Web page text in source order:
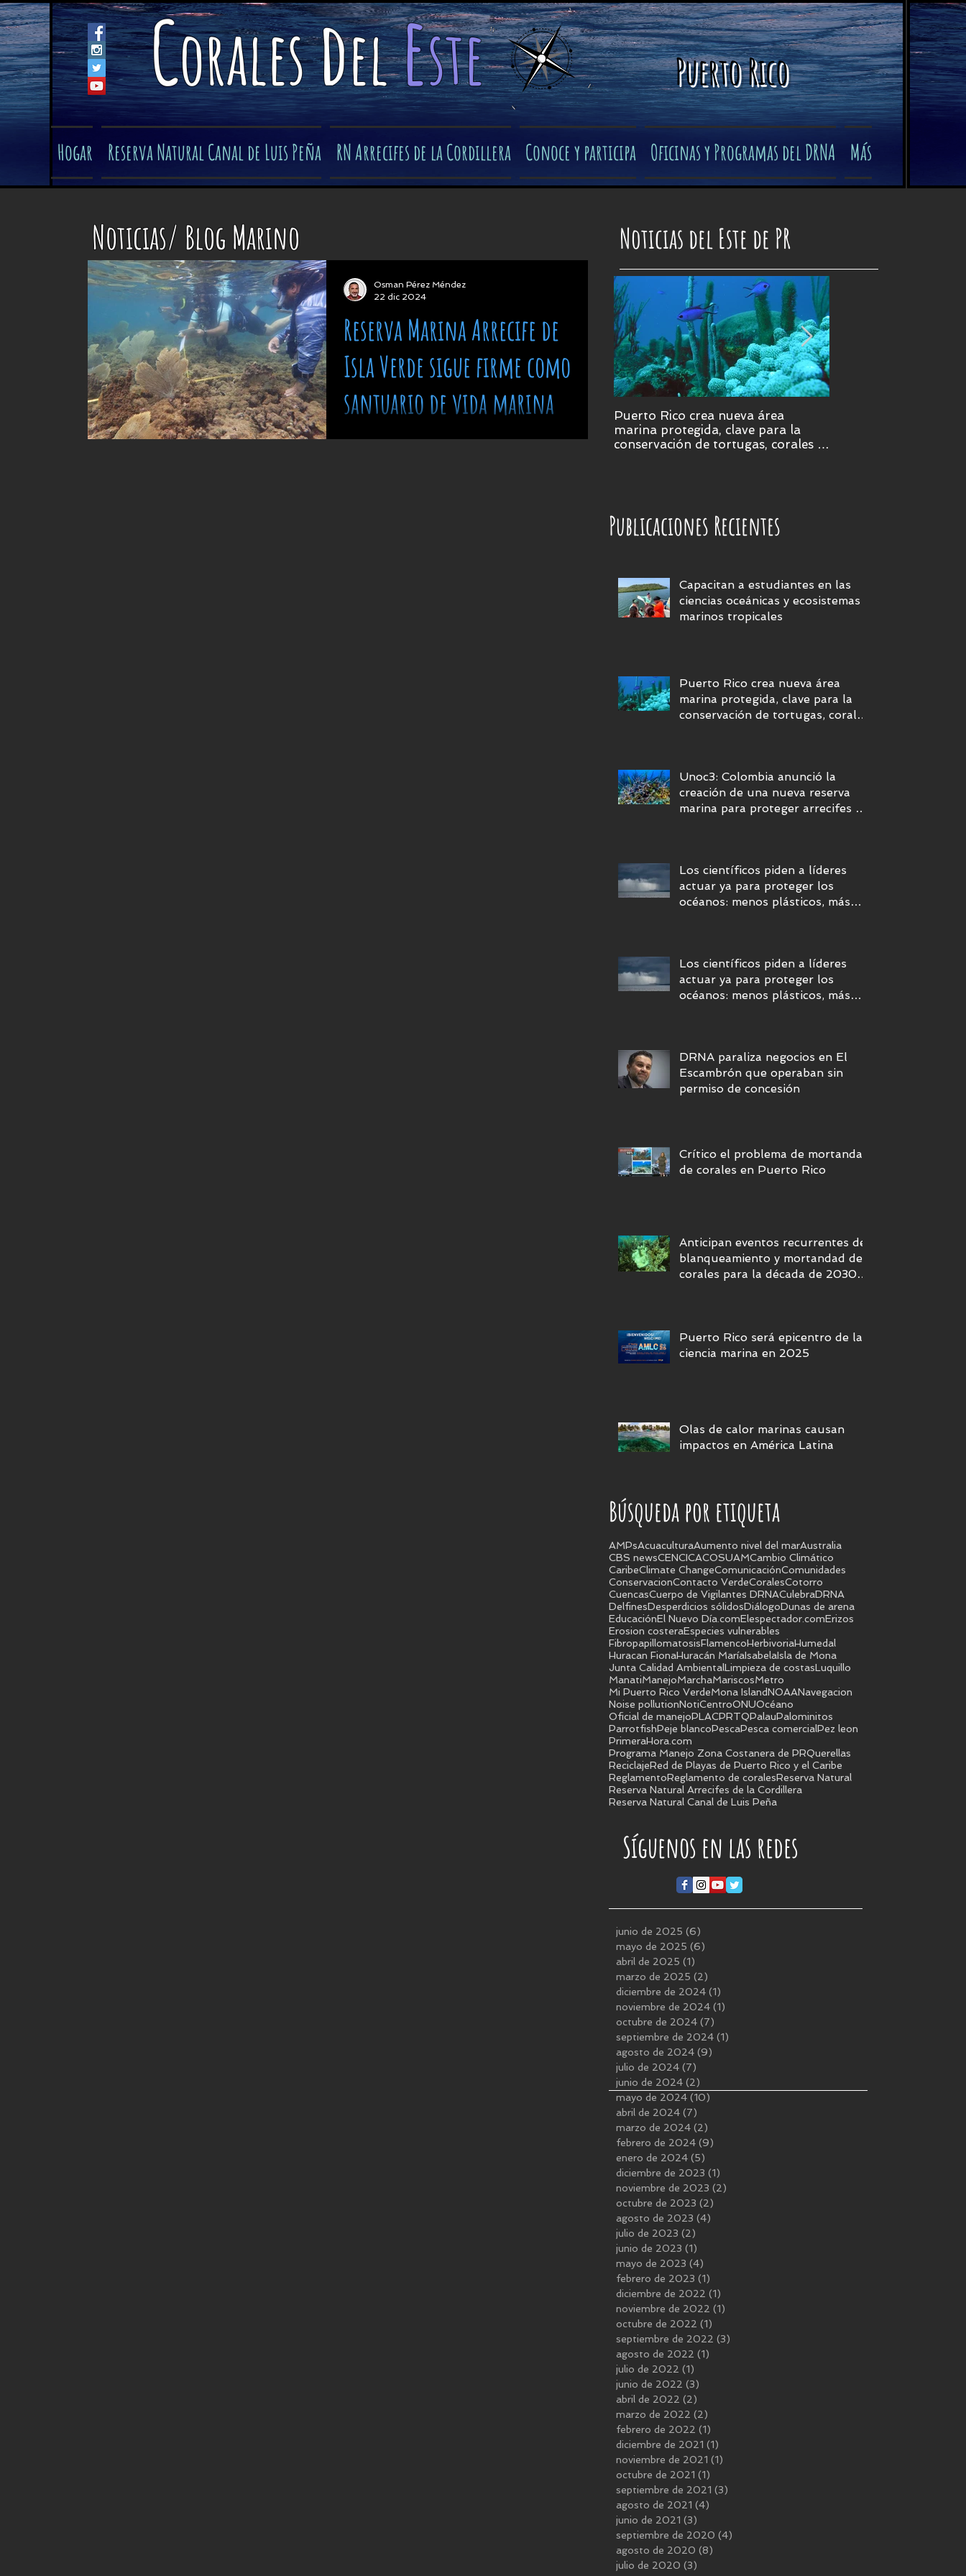
Coralesdeleste​ Puerto Rico
Hogar Reserva Natural Canal de Luis Peña RN Arrecifes de la Cordillera Conoce y participa Oficinas y Programas del DRNA Más
Noticias/ Blog Marino
Reserva Marina Arrecife de
Isla Verde sigue firme como
santuario de vida marina
La Reserva Marina Arrecife de Isla
Osman Pérez Méndez
22 dic 2024
Noticias del Este de PR
Puerto Rico crea nueva área
marina protegida, clave para la
conservación de tortugas, corales y
Publicaciones Recientes
Capacitan a estudiantes en las
ciencias oceánicas y ecosistemas
marinos tropicales
Puerto Rico crea nueva área
marina protegida, clave para la
conservación de tortugas, corales
Unoc3: Colombia anunció la
creación de una nueva reserva
marina para proteger arrecifes de
Los científicos piden a líderes
actuar ya para proteger los
océanos: menos plásticos, más
Los científicos piden a líderes
actuar ya para proteger los
océanos: menos plásticos, más
DRNA paraliza negocios en El
Escambrón que operaban sin
permiso de concesión
Crítico el problema de mortandad
de corales en Puerto Rico
Anticipan eventos recurrentes de
blanqueamiento y mortandad de
corales para la década de 2030 si
Puerto Rico será epicentro de la
ciencia marina en 2025
Olas de calor marinas causan
impactos en América Latina
Búsqueda por etiqueta
AMPsAcuaculturaAumento nivel del marAustralia
CBS newsCENCICACOSUAMCambio Climático
CaribeClimate ChangeComunicaciónComunidades
ConservacionContacto VerdeCoralesCotorro
CuencasCuerpo de Vigilantes DRNACulebraDRNA
DelfinesDesperdicios sólidosDiálogoDunas de arena
EducaciónEl Nuevo Día.comElespectador.comErizos
Erosion costeraEspecies vulnerables
FibropapillomatosisFlamencoHerbivoriaHumedal
Huracan FionaHuracán MaríaIsabelaIsla de Mona
Junta Calidad AmbientalLimpieza de costasLuquillo
ManatiManejoMarchaMariscosMetro
Mi Puerto Rico VerdeMona IslandNOAANavegacion
Noise pollutionNotiCentroONUOcéano
Oficial de manejoPLACPRTQPalauPalominitos
ParrotfishPeje blancoPescaPesca comercialPez leon
PrimeraHora.com
Programa Manejo Zona Costanera de PRQuerellas
ReciclajeRed de Playas de Puerto Rico y el Caribe
ReglamentoReglamento de coralesReserva Natural
Reserva Natural Arrecifes de la Cordillera
Reserva Natural Canal de Luis Peña
Síguenos en las redes
junio de 2025 (6)
mayo de 2025 (6)
abril de 2025 (1)
marzo de 2025 (2)
diciembre de 2024 (1)
noviembre de 2024 (1)
octubre de 2024 (7)
septiembre de 2024 (1)
agosto de 2024 (9)
julio de 2024 (7)
junio de 2024 (2)
mayo de 2024 (10)
abril de 2024 (7)
marzo de 2024 (2)
febrero de 2024 (9)
enero de 2024 (5)
diciembre de 2023 (1)
noviembre de 2023 (2)
octubre de 2023 (2)
agosto de 2023 (4)
julio de 2023 (2)
junio de 2023 (1)
mayo de 2023 (4)
febrero de 2023 (1)
diciembre de 2022 (1)
noviembre de 2022 (1)
octubre de 2022 (1)
septiembre de 2022 (3)
agosto de 2022 (1)
julio de 2022 (1)
junio de 2022 (3)
abril de 2022 (2)
marzo de 2022 (2)
febrero de 2022 (1)
diciembre de 2021 (1)
noviembre de 2021 (1)
octubre de 2021 (1)
septiembre de 2021 (3)
agosto de 2021 (4)
junio de 2021 (3)
septiembre de 2020 (4)
agosto de 2020 (8)
julio de 2020 (3)